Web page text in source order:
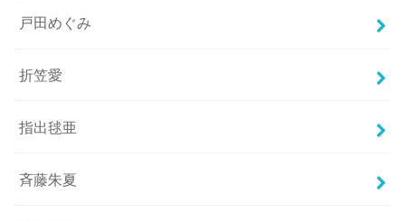
戸田めぐみ
折笠愛
指出毬亜
斉藤朱夏